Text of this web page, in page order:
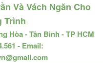
Và Vách Ngăn Cho
Trình
Hòa - Tân Bình - TP HCM
- Email: